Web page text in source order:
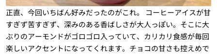
正直、今回いちばん好みだったのがこれ。 コーヒーアイスが甘
すぎず苦すぎず、深みのある香ばしさが大人っぽい。そこに大
ぶりのアーモンドがゴロゴロ入っていて、カリカリ食感が毎回
楽しいアクセントになってくれます。チョコの甘さも控えめで